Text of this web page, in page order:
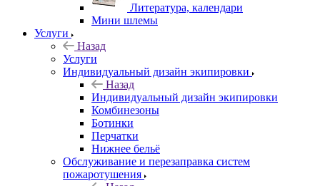
Литература, календари
Мини шлемы
Услуги
Назад
Услуги
Индивидуальный дизайн экипировки
Назад
Индивидуальный дизайн экипировки
Комбинезоны
Ботинки
Перчатки
Нижнее бельё
Обслуживание и перезаправка систем
пожаротушения